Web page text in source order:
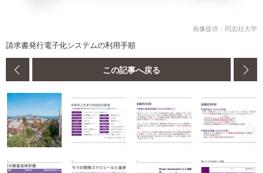
画像提供：同志社大学
請求書発行電子化システムの利用手順
この記事へ戻る